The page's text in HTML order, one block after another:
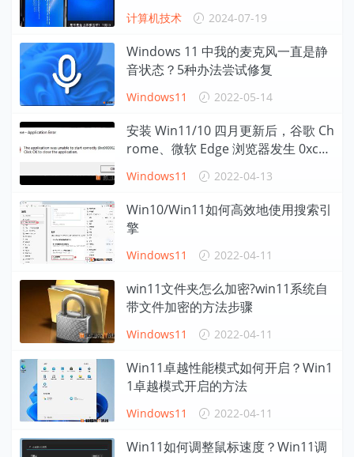
计算机技术 2024-07-19
Windows 11 中我的麦克风一直是静
音状态？5种办法尝试修复
Windows11 2022-05-14
安装 Win11/10 四月更新后，谷歌 Ch
rome、微软 Edge 浏览器发生 0xc00
Windows11 2022-04-13
Win10/Win11如何高效地使用搜索引
擎
Windows11 2022-04-11
win11文件夹怎么加密?win11系统自
带文件加密的方法步骤
Windows11 2022-04-11
Win11卓越性能模式如何开启？Win1
1卓越模式开启的方法
Windows11 2022-04-11
Win11如何调整鼠标速度？Win11调